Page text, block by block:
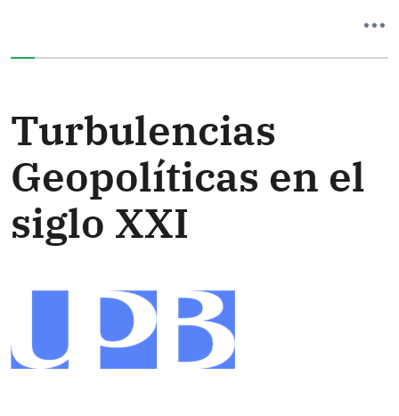
Turbulencias
Geopolíticas en el
siglo XXI